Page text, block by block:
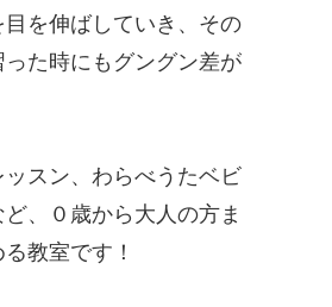
を伸ばしていき、その
た時にもグングン差が
スン、わらべうたベビ
、０歳から大人の方ま
教室です！